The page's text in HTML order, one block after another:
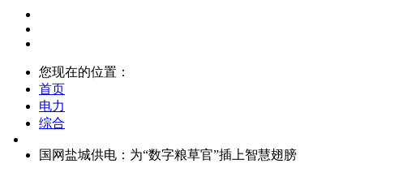
您现在的位置：
首页
电力
综合
国网盐城供电：为“数字粮草官”插上智慧翅膀